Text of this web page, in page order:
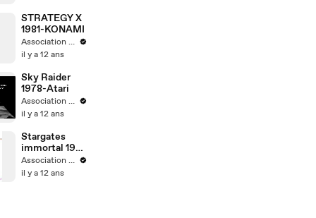
STRATEGY X
1981-KONAMI
Association MO5.COM
il y a 12 ans
Sky Raider
1978-Atari
Association MO5.COM
il y a 12 ans
Stargates
immortal 1981
williams
electronic
Association MO5.COM
il y a 12 ans